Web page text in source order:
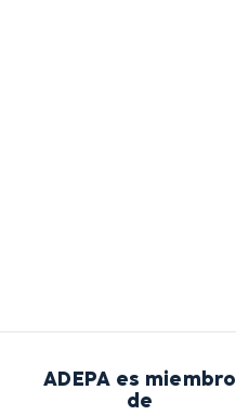
ADEPA es miembro
de